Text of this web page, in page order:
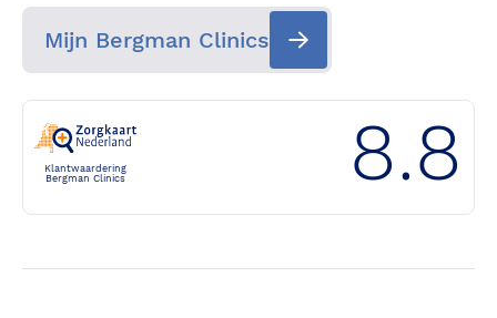
Mijn Bergman Clinics
Klantwaardering
Bergman Clinics
8.8